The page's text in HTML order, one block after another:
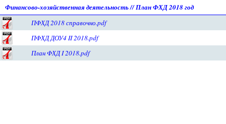
Финансово-хозяйственная деятельность//План ФХД 2018 год
ПФХД 2018 справочно.pdf
ПФХД ДОУ4 II 2018.pdf
План ФХД I 2018.pdf